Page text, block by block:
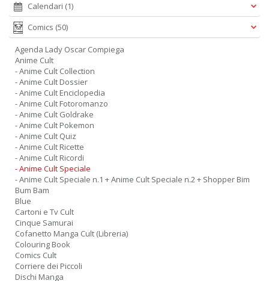
Calendari (1)
Comics (50)
Agenda Lady Oscar Compiega
Anime Cult
- Anime Cult Collection
- Anime Cult Dossier
- Anime Cult Enciclopedia
- Anime Cult Fotoromanzo
- Anime Cult Goldrake
- Anime Cult Pokemon
- Anime Cult Quiz
- Anime Cult Ricette
- Anime Cult Ricordi
- Anime Cult Speciale
- Anime Cult Speciale n.1 + Anime Cult Speciale n.2 + Shopper Bim
Bum Bam
Blue
Cartoni e Tv Cult
Cinque Samurai
Cofanetto Manga Cult (Libreria)
Colouring Book
Comics Cult
Corriere dei Piccoli
Dischi Manga